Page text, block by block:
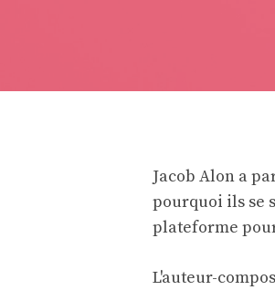
Jacob Alon a
pourquoi ils se
plateforme
L'auteur-